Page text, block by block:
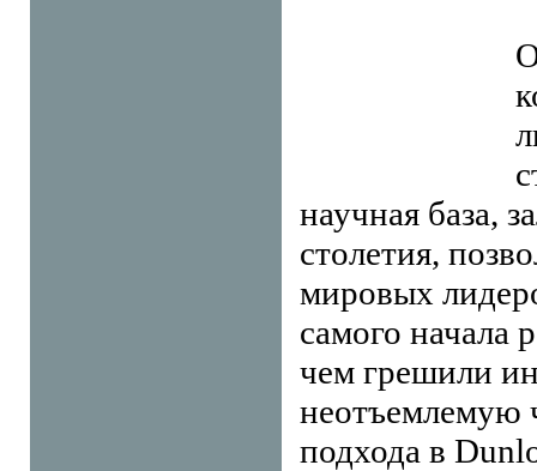
научная база,
столетия,
мировых
самого начала
чем грешили
неотъемлемую
подхода в